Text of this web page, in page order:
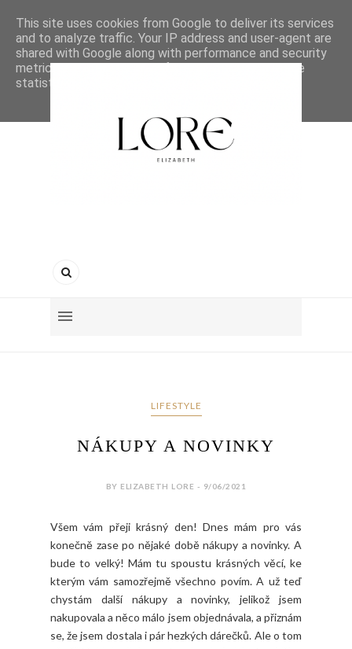
LIFESTYLE
NÁKUPY A NOVINKY
BY ELIZABETH LORE - 9/06/2021
Všem vám přeji krásný den! Dnes mám pro vás
konečně zase po nějaké době nákupy a novinky. A
bude to velký! Mám tu spoustu krásných věcí, ke
kterým vám samozřejmě všechno povím. A už teď
chystám další nákupy a novinky, jelikož jsem
nakupovala a něco málo jsem objednávala, a přiznám
se, že jsem dostala i pár hezkých dárečků. Ale o tom
This site uses cookies from Google to deliver its services
and to analyze traffic. Your IP address and user-agent are
shared with Google along with performance and security
metrics to ensure quality of service, generate usage
statistics, and to detect and address abuse.